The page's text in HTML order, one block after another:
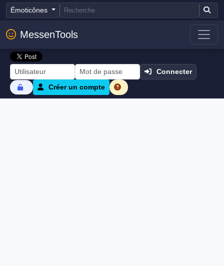
Émoticônes
MessenTools
Connecter
Créer un compte